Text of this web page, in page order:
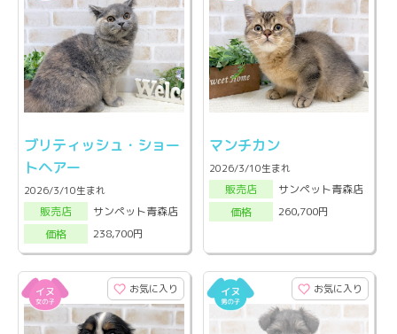
ブリティッシュ・ショー
トヘアー
2026/3/10生まれ
販売店
サンペット青森店
価格
238,700円
マンチカン
2026/3/10生まれ
販売店
サンペット青森店
価格
260,700円
お気に入り お気に入り